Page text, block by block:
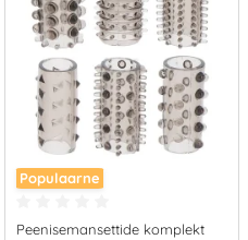
Populaarne
Peenisemansettide komplekt